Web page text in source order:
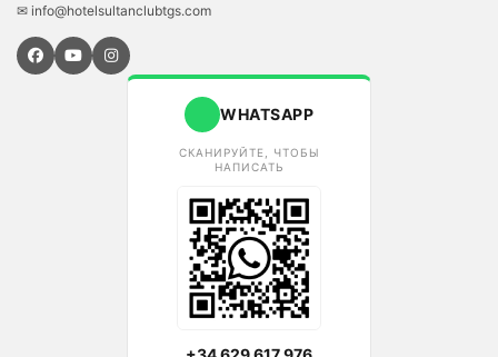
✉ info@hotelsultanclubtgs.com
WHATSAPP
СКАНИРУЙТЕ, ЧТОБЫ
НАПИСАТЬ